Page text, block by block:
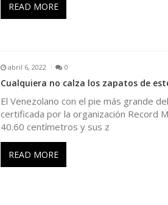
READ MORE
abril 6, 2022 0
Cualquiera no calza los zapatos de
El Venezolano con el pie más grande
certificada por la organización Record
40.60 centímetros y sus z
READ MORE